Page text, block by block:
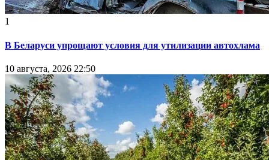
1
В Беларуси упрощают условия для утилизации автохлама
10 августа, 2026 22:50